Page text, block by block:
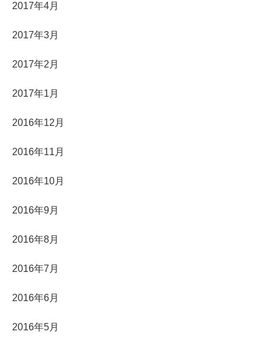
2017年4月
2017年3月
2017年2月
2017年1月
2016年12月
2016年11月
2016年10月
2016年9月
2016年8月
2016年7月
2016年6月
2016年5月